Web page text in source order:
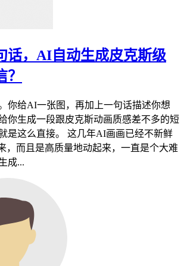
话，AI自动生成皮克斯级
你给AI一张图，再加上一句话描述你想
你生成一段跟皮克斯动画质感差不多的短
是这么直接。 这几年AI画画已经不新鲜
，而且是高质量地动起来，一直是个大难
成...